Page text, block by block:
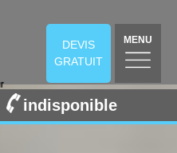
DEVIS
GRATUIT
MENU
indisponible